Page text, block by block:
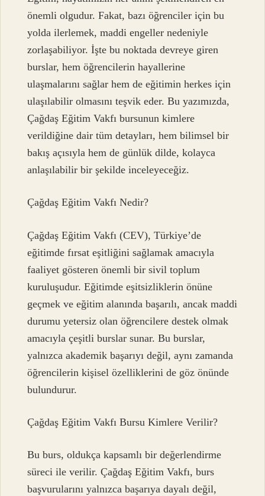
önemli olgudur. Fakat, bazı öğrenciler için bu
yolda ilerlemek, maddi engeller nedeniyle
zorlaşabiliyor. İşte bu noktada devreye giren
burslar, hem öğrencilerin hayallerine
ulaşmalarını sağlar hem de eğitimin herkes için
ulaşılabilir olmasını teşvik eder. Bu yazımızda,
Çağdaş Eğitim Vakfı bursunun kimlere
verildiğine dair tüm detayları, hem bilimsel bir
bakış açısıyla hem de günlük dilde, kolayca
anlaşılabilir bir şekilde inceleyeceğiz.
Çağdaş Eğitim Vakfı Nedir?
Çağdaş Eğitim Vakfı (CEV), Türkiye’de
eğitimde fırsat eşitliğini sağlamak amacıyla
faaliyet gösteren önemli bir sivil toplum
kuruluşudur. Eğitimde eşitsizliklerin önüne
geçmek ve eğitim alanında başarılı, ancak maddi
durumu yetersiz olan öğrencilere destek olmak
amacıyla çeşitli burslar sunar. Bu burslar,
yalnızca akademik başarıyı değil, aynı zamanda
öğrencilerin kişisel özelliklerini de göz önünde
bulundurur.
Çağdaş Eğitim Vakfı Bursu Kimlere Verilir?
Bu burs, oldukça kapsamlı bir değerlendirme
süreci ile verilir. Çağdaş Eğitim Vakfı, burs
başvurularını yalnızca başarıya dayalı değil,